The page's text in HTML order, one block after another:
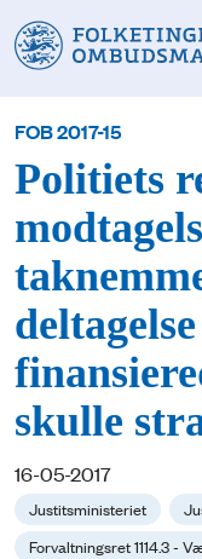
FOB 2017-15
Politiets
skulle
16-05-2017
Justitsministeriet
Forvaltningsret 1114.3 -